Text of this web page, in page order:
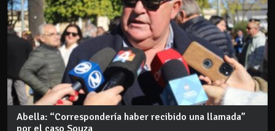
Abella: “Correspondería haber recibido una llamada”